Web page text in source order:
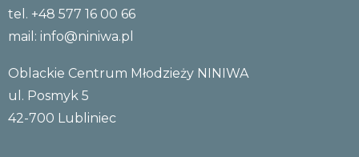
tel. +48 577 16 00 66
mail: info@niniwa.pl
Oblackie Centrum Młodzieży NINIWA
ul. Posmyk 5
42-700 Lubliniec